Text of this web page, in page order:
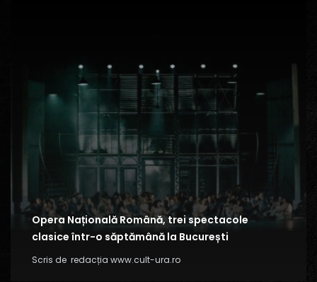
Opera Națională Română, trei spectacole
clasice într-o săptămână la București
Scris de redacția www.cult-ura.ro